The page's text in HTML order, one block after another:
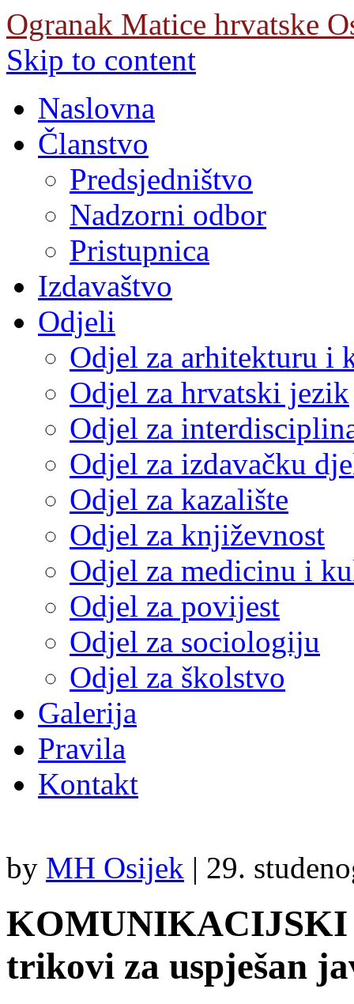
Ogranak Matice hrvatske
Skip to content
Naslovna
Članstvo
Predsjedništvo
Nadzorni odbor
Pristupnica
Izdavaštvo
Odjeli
Odjel za arhitekturu i
Odjel za hrvatski jezik
Odjel za
Odjel za izdavačku
Odjel za kazalište
Odjel za književnost
Odjel za medicinu i
Odjel za povijest
Odjel za sociologiju
Odjel za školstvo
Galerija
Pravila
Kontakt
by MH Osijek | 29.
KOMUNIKACIJSKI
trikovi za uspješan